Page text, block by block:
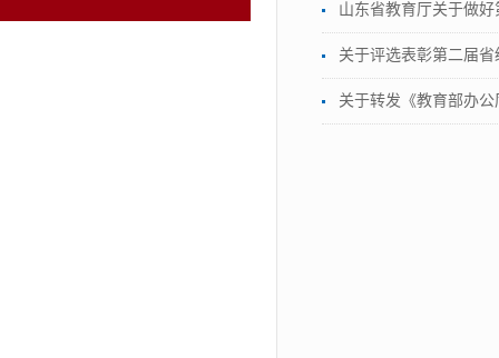
山东省教育厅关于做
关于评选表彰第二届
关于转发《教育部办